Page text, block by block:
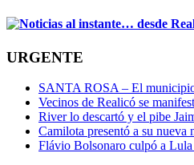
URGENTE
SANTA ROSA – El
Vecinos de Realicó se
River lo descartó y el pibe
Camilota presentó a su
Flávio Bolsonaro culpó a